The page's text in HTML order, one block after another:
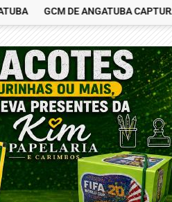
GCM DE ANGATUBA CAPTURA